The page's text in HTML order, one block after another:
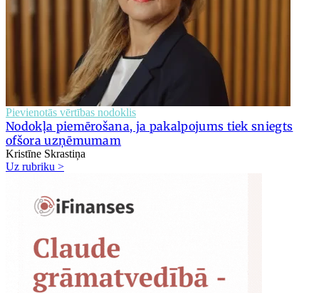
Pievienotās vērtības nodoklis
Nodokļa piemērošana, ja pakalpojums tiek sniegts
ofšora uzņēmumam
Kristīne Skrastiņa
Uz rubriku >